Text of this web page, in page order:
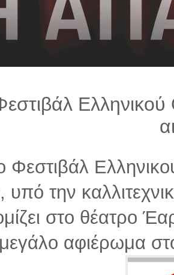
Φεστιβάλ
υπό την
στο θέατρο
μεγάλο αφιέρωμα